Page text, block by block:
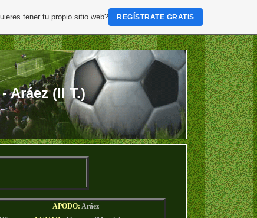
Aráez (II T.)
López APODO: Aráez
tener tu propio sitio web? REGÍSTRATE GRATIS